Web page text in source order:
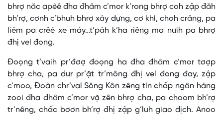
bhrợ năc apêê đha đhâm c’mor k’rong bhrợ coh zập đăh
bh’rợ, cơnh c’bhuh bhrợ xây dựng, cơ khí, choh crâng, pa
liêm pa crêê xe máy…t’pâh k’ha riêng ma nưih pa bhrợ
đhị vel đong.
Đoọng t’vaih pr’đơợ đoọng ha đha đhâm c’mor tơợp
bhrợ cha, pa dưr pr’ặt tr’mông đhị vel đong đay, zập
c’moo, Đoàn chr’val Sông Kôn zêng tín chấp ngân hàng
zooi đha đhâm c’mor vặ zên bhrợ cha, pa choom bh’rợ
tr’nêng, chấc bơơn bh’rợ đhị zập g’luh giao dịch. Anoo